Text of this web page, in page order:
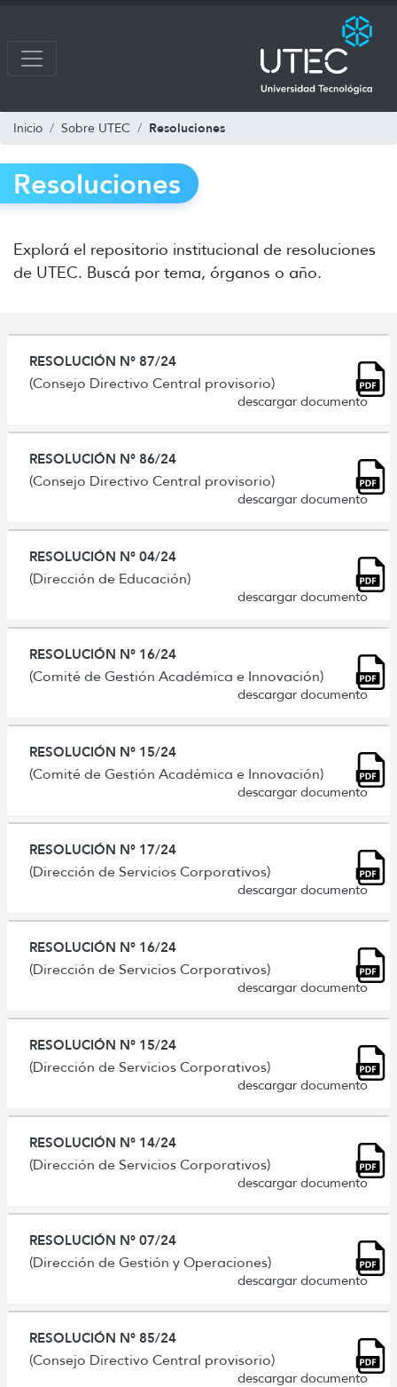
Inicio Sobre UTEC Resoluciones
Resoluciones
Explorá el repositorio institucional de resoluciones
de UTEC. Buscá por tema, órganos o año.
RESOLUCIÓN N° 87/24
(Consejo Directivo Central provisorio)
descargar documento
RESOLUCIÓN N° 86/24
(Consejo Directivo Central provisorio)
descargar documento
RESOLUCIÓN N° 04/24
(Dirección de Educación)
descargar documento
RESOLUCIÓN N° 16/24
(Comité de Gestión Académica e Innovación)
descargar documento
RESOLUCIÓN N° 15/24
(Comité de Gestión Académica e Innovación)
descargar documento
RESOLUCIÓN N° 17/24
(Dirección de Servicios Corporativos)
descargar documento
RESOLUCIÓN N° 16/24
(Dirección de Servicios Corporativos)
descargar documento
RESOLUCIÓN N° 15/24
(Dirección de Servicios Corporativos)
descargar documento
RESOLUCIÓN N° 14/24
(Dirección de Servicios Corporativos)
descargar documento
RESOLUCIÓN N° 07/24
(Dirección de Gestión y Operaciones)
descargar documento
RESOLUCIÓN N° 85/24
(Consejo Directivo Central provisorio)
descargar documento